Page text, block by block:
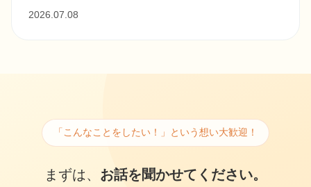
2026.07.08
「こんなことをしたい！」という想い大歓迎！
まずは、 お話を聞かせてください。